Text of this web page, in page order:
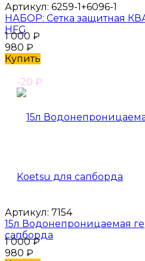
Артикул: 6259-1+6096-1
НАБОР: Сетка защитная
HFG
1 000 ₽
980 ₽
Купить
-20 ₽
Артикул: 7154
15л Водонепроницаемая
сапборда
1 000₽
980 ₽